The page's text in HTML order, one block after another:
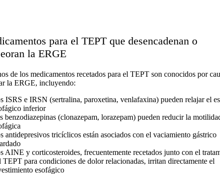
para el TEPT que desencadenan o
la ERGE
de los medicamentos recetados para el TEPT son conocidos por
la ERGE, incluyendo:
ISRS e IRSN (sertralina, paroxetina, venlafaxina) pueden relajar el
inferior
benzodiazepinas (clonazepam, lorazepam) pueden reducir la
antidepresivos tricíclicos están asociados con el vaciamiento gástrico
AINE y corticosteroides, frecuentemente recetados junto con el
TEPT para condiciones de dolor relacionadas, irritan directamente el
esofágico